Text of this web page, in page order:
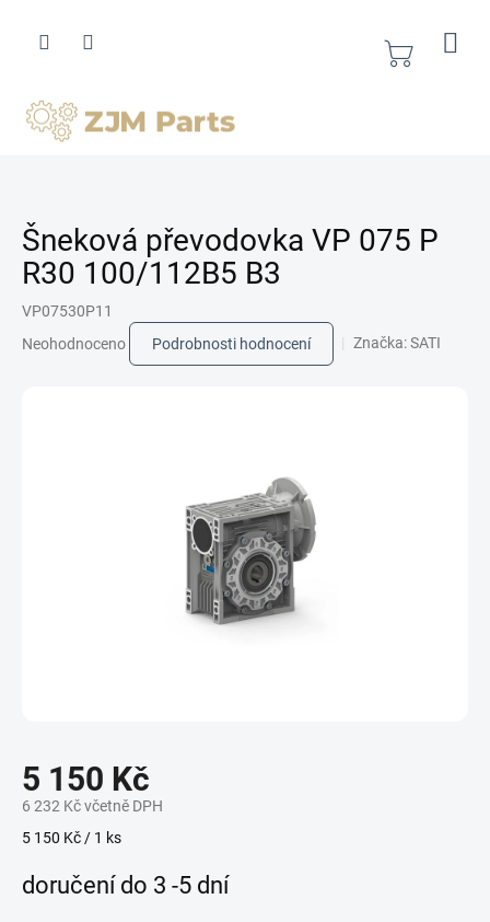
obsah
Nákupní
Šneková převodovka VP 075 P
R30 100/112B5 B3
VP07530P11
hodnocení
Neohodnoceno Podrobnosti hodnocení Značka:SATI
5 150 Kč
6 232 Kč včetně DPH
Měrná
5 150 Kč / 1 ks
doručení do 3 -5 dní